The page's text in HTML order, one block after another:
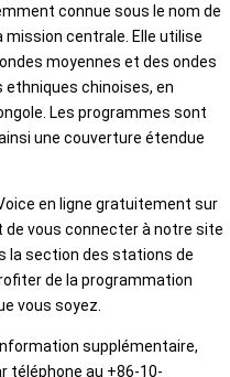
connue sous le nom de
centrale. Elle utilise
moyennes et des ondes
chinoises, en
Les programmes sont
une couverture étendue
en ligne gratuitement sur
de vous connecter à notre site
la section des stations de
de la programmation
vous soyez.
supplémentaire,
téléphone au +86-10-